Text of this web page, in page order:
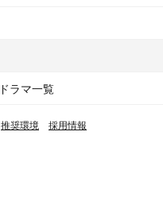
ドラマ一覧
推奨環境 採用情報